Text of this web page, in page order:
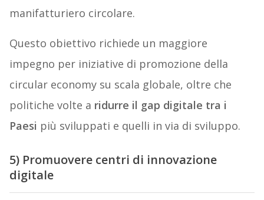
manifatturiero circolare.
Questo obiettivo richiede un maggiore
impegno per iniziative di promozione della
circular economy su scala globale, oltre che
politiche volte a ridurre il gap digitale tra i
Paesi più sviluppati e quelli in via di sviluppo.
5) Promuovere centri di innovazione
digitale